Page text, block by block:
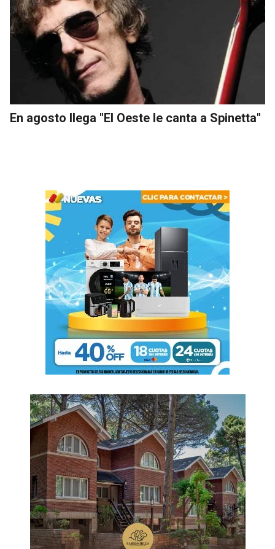
En agosto llega "El Oeste le canta a Spinetta"